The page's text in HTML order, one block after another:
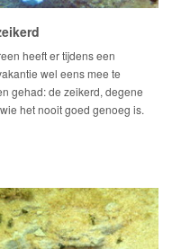
heeft er tijdens een
wel eens mee te
gehad: de zeikerd, degene
het nooit goed genoeg is.